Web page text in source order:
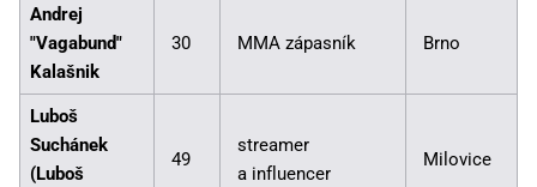
Andrej
"Vagabund"
Kalašnik
30 MMA zápasník Brno
Luboš
Suchánek
(Luboš
49
streamer
a influencer
Milovice